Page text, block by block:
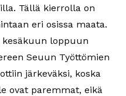
Tällä kierrolla on
eri osissa maata.
kesäkuun loppuun
Seuun Työttömien
järkeväksi, koska
ovat paremmat, eikä